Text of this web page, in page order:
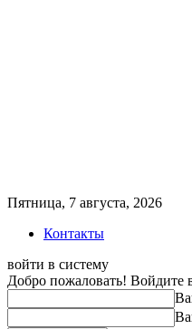
Пятница, 7 августа, 2026
Контакты
войти в систему
Добро пожаловать! Войдите